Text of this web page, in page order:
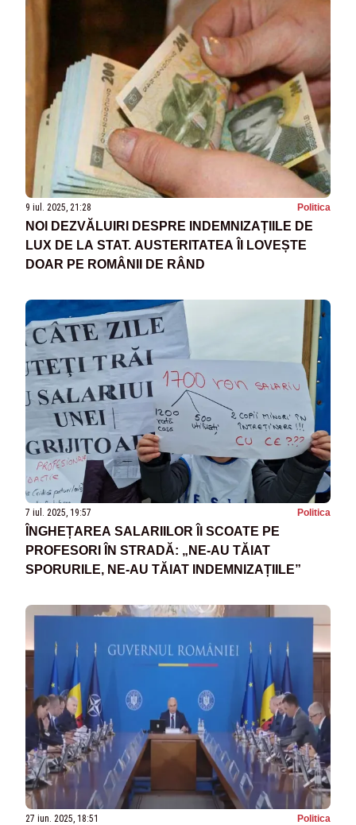
9 iul. 2025, 21:28 Politica
NOI DEZVĂLUIRI DESPRE INDEMNIZAȚIILE DE
LUX DE LA STAT. AUSTERITATEA ÎI LOVEȘTE
DOAR PE ROMÂNII DE RÂND
7 iul. 2025, 19:57 Politica
ÎNGHEȚAREA SALARIILOR ÎI SCOATE PE
PROFESORI ÎN STRADĂ: „NE-AU TĂIAT
SPORURILE, NE-AU TĂIAT INDEMNIZAȚIILE”
27 iun. 2025, 18:51 Politica